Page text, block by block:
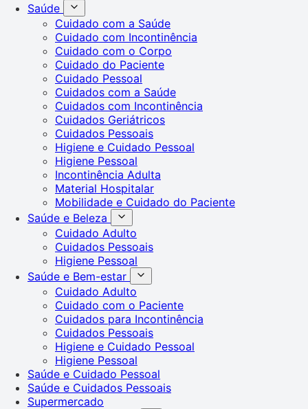
Saúde
Cuidado com a Saúde
Cuidado com Incontinência
Cuidado com o Corpo
Cuidado do Paciente
Cuidado Pessoal
Cuidados com a Saúde
Cuidados com Incontinência
Cuidados Geriátricos
Cuidados Pessoais
Higiene e Cuidado Pessoal
Higiene Pessoal
Incontinência Adulta
Material Hospitalar
Mobilidade e Cuidado do Paciente
Saúde e Beleza
Cuidado Adulto
Cuidados Pessoais
Higiene Pessoal
Saúde e Bem-estar
Cuidado Adulto
Cuidado com o Paciente
Cuidados para Incontinência
Cuidados Pessoais
Higiene e Cuidado Pessoal
Higiene Pessoal
Saúde e Cuidado Pessoal
Saúde e Cuidados Pessoais
Supermercado